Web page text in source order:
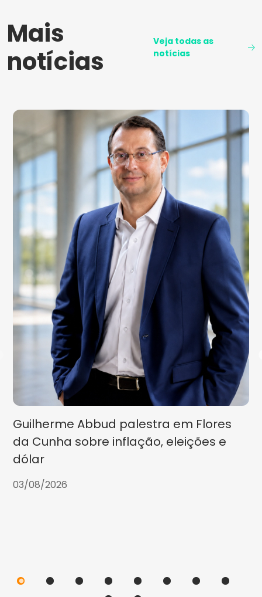
Mais
notícias
Veja todas as
notícias
Guilherme Abbud palestra em Flores
da Cunha sobre inflação, eleições e
dólar
03/08/2026